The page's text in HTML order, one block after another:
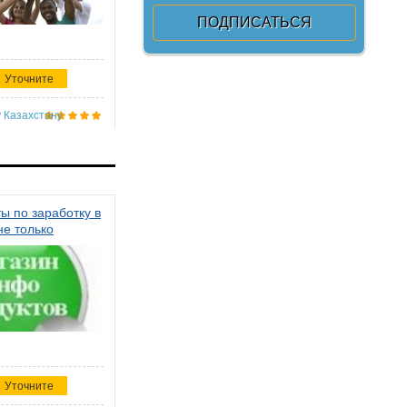
Уточните
Казахстану
по заработку в
только
Уточните